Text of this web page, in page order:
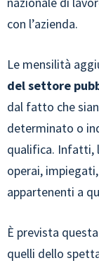
con l’azienda.
Le mensilità
del settore
dal fatto che
determinato o
qualifica. Infatti,
operai,
appartenenti a
È prevista
quelli dello